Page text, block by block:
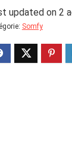
updated on 2
Somfy